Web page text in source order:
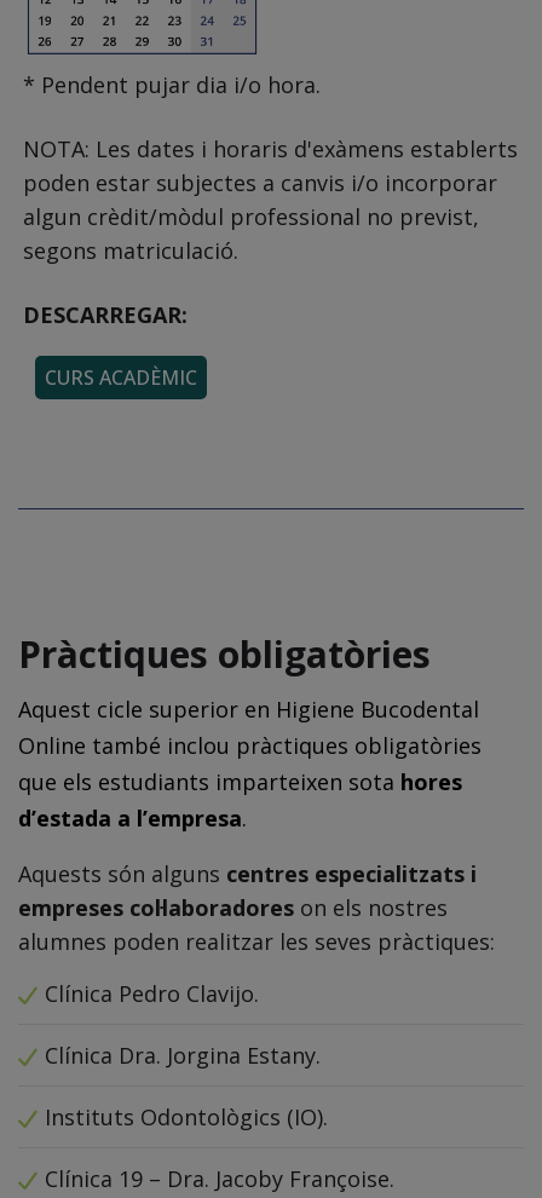
* Pendent pujar dia i/o hora.
NOTA: Les dates i horaris d'exàmens establerts
poden estar subjectes a canvis i/o incorporar
algun crèdit/mòdul professional no previst,
segons matriculació.
DESCARREGAR:
CURS ACADÈMIC
Pràctiques obligatòries
Aquest cicle superior en Higiene Bucodental
Online també inclou pràctiques obligatòries
que els estudiants imparteixen sota hores
d’estada a l’empresa.
Aquests són alguns centres especialitzats i
empreses col·laboradores on els nostres
alumnes poden realitzar les seves pràctiques:
Clínica Pedro Clavijo.
Clínica Dra. Jorgina Estany.
Instituts Odontològics (IO).
Clínica 19 – Dra. Jacoby Françoise.